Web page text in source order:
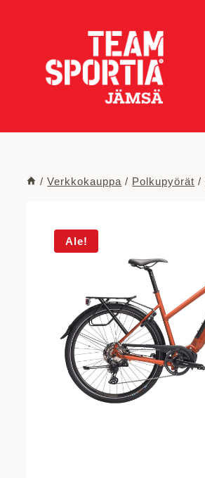
/ Verkkokauppa / Polkupyörät /
Ale!